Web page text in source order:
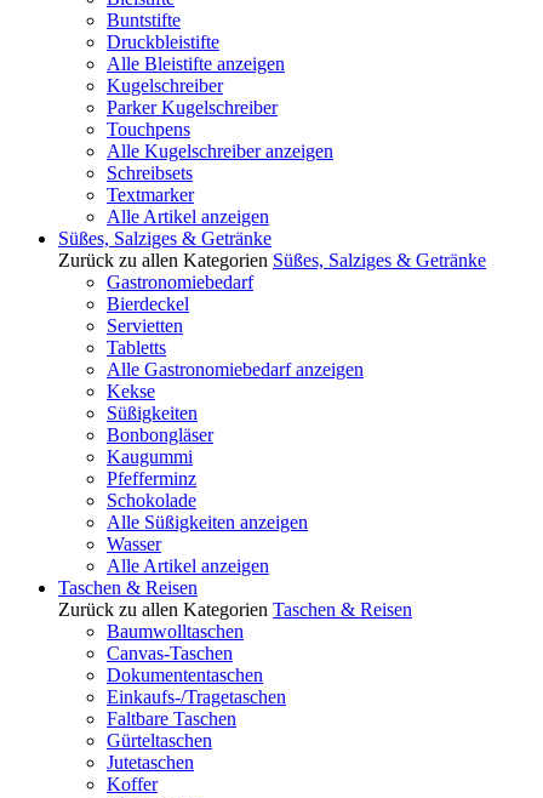
Buntstifte
Druckbleistifte
Alle Bleistifte anzeigen
Kugelschreiber
Parker Kugelschreiber
Touchpens
Alle Kugelschreiber anzeigen
Schreibsets
Textmarker
Alle Artikel anzeigen
Süßes, Salziges & Getränke
Zurück zu allen Kategorien Süßes, Salziges & Getränke
Gastronomiebedarf
Bierdeckel
Servietten
Tabletts
Alle Gastronomiebedarf anzeigen
Kekse
Süßigkeiten
Bonbongläser
Kaugummi
Pfefferminz
Schokolade
Alle Süßigkeiten anzeigen
Wasser
Alle Artikel anzeigen
Taschen & Reisen
Zurück zu allen Kategorien Taschen & Reisen
Baumwolltaschen
Canvas-Taschen
Dokumententaschen
Einkaufs-/Tragetaschen
Faltbare Taschen
Gürteltaschen
Jutetaschen
Koffer